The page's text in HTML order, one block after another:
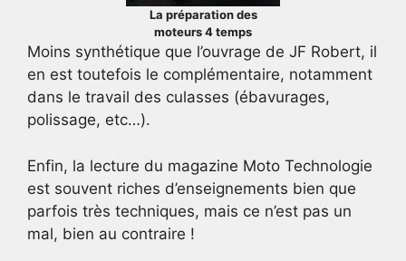
La préparation des
moteurs 4 temps
Moins synthétique que l’ouvrage de JF Robert, il
en est toutefois le complémentaire, notamment
dans le travail des culasses (ébavurages,
polissage, etc…).
Enfin, la lecture du magazine Moto Technologie
est souvent riches d’enseignements bien que
parfois très techniques, mais ce n’est pas un
mal, bien au contraire !